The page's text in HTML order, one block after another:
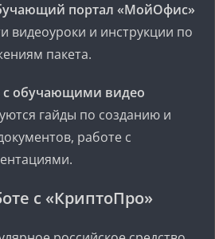
портал «МойОфис»
видеоуроки и инструкции по
пакета.
с обучающими видео
гайды по созданию и
работе с
с «КриптоПро»